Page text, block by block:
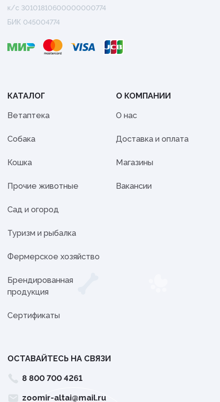
к/с 30101810600000000774
БИК 045004774
КАТАЛОГ
Ветаптека
Собака
Кошка
Прочие животные
Сад и огород
Туризм и рыбалка
Фермерское хозяйство
Брендированная
продукция
Сертификаты
О КОМПАНИИ
О нас
Доставка и оплата
Магазины
Вакансии
ОСТАВАЙТЕСЬ НА СВЯЗИ
8 800 700 4261
zoomir-altai@mail.ru